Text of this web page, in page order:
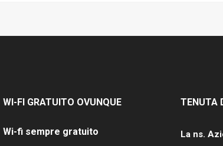
WI-FIGRATUITO OVUNQUE
Wi-fi sempre gratuito
TENUTA
La ns.